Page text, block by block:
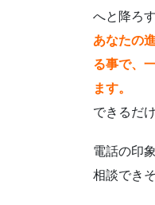
へと降ろ
あなたの
る事で、
ます。
できるだ
電話の印
相談できそ